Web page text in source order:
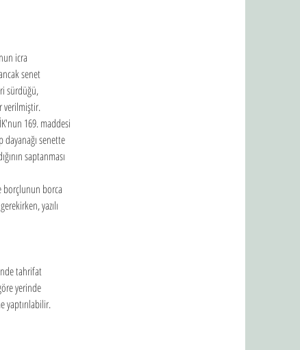
icra
senet
sürdüğü,
verilmiştir.
169. maddesi
senette
saptanması
borçlunun borca
yazılı
tahrifat
yerinde
yaptırılabilir.